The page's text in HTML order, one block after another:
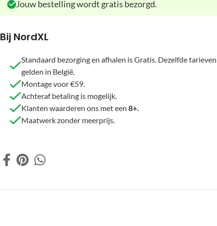
Jouw bestelling wordt gratis bezorgd.
Bij NordXL
Standaard bezorging en afhalen is Gratis. Dezelfde tarieven
gelden in België.
Montage voor €59.
Achteraf betaling is mogelijk.
Klanten waarderen ons met een 8+.
Maatwerk zonder meerprijs.